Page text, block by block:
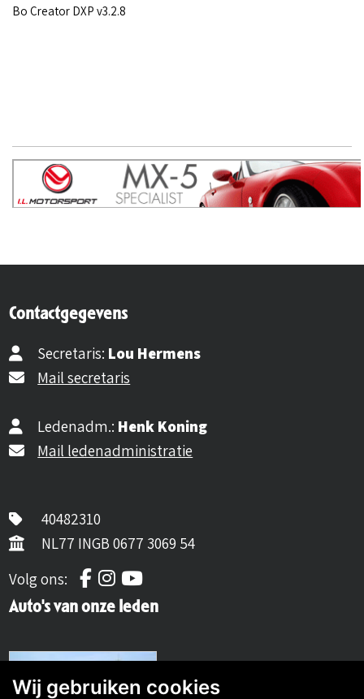
Bo Creator DXP v3.2.8
Contactgegevens
Secretaris: Lou Hermens
Mail secretaris
Ledenadm.: Henk Koning
Mail ledenadministratie
40482310
NL77 INGB 0677 3069 54
Volg ons:
Volg ons op Facebook
Volg ons op Instagram
Volg ons op YouTube
Auto's van onze leden
Wij gebruiken cookies